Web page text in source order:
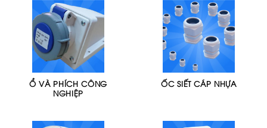
Ổ VÀ PHÍCH CÔNG
NGHIỆP
ỐC SIẾT CÁP NHỰA